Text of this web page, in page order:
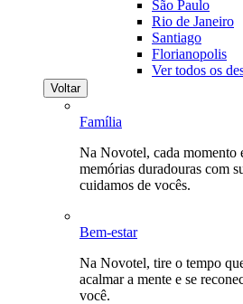
São Paulo
Rio de Janeiro
Santiago
Florianopolis
Ver todos os
Voltar
Família
Na Novotel, cada momento
memórias duradouras com
cuidamos de vocês.
Bem-estar
Na Novotel, tire o tempo
acalmar a mente e se
você.